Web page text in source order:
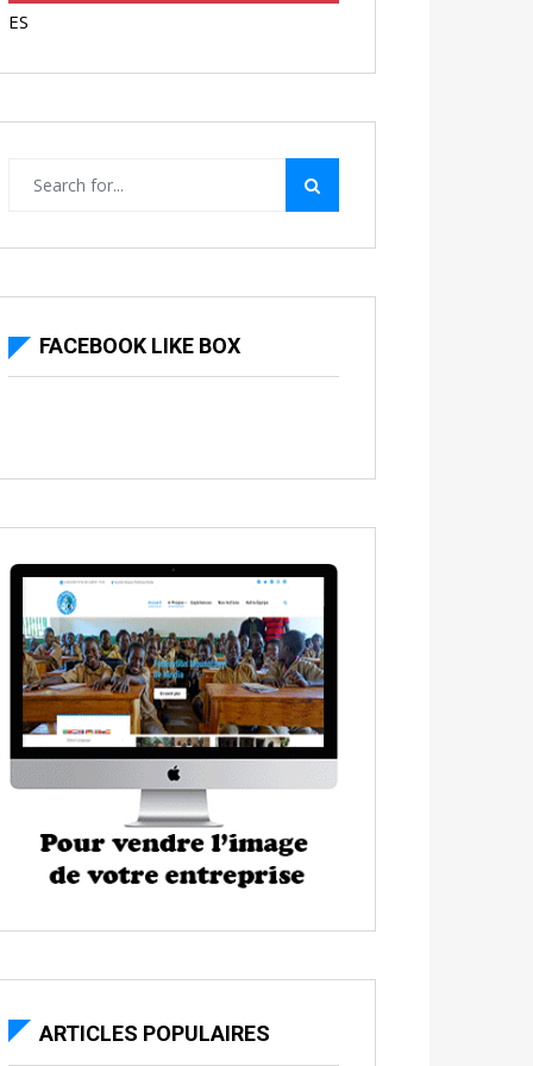
ES
FACEBOOK LIKE BOX
ARTICLES POPULAIRES